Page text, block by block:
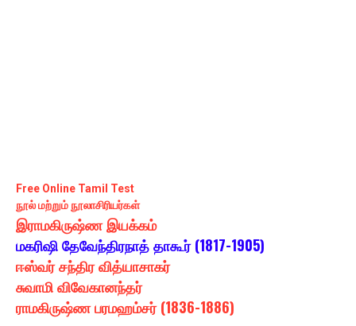
Free Online Tamil Test
நூல் மற்றும் நூலாசிரியர்கள்
இராமகிருஷ்ண இயக்கம்
மகரிஷி தேவேந்திரநாத் தாகூர் (1817-1905)
ஈஸ்வர் சந்திர வித்யாசாகர்
சுவாமி விவேகானந்தர்
ராமகிருஷ்ண பரமஹம்சர் (1836-1886)